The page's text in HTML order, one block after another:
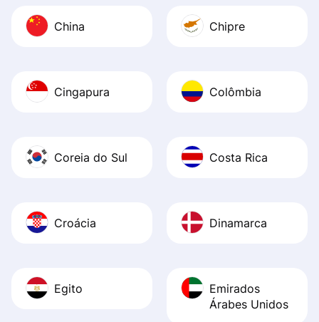
China Chipre
Cingapura Colômbia
Coreia do Sul Costa Rica
Croácia Dinamarca
Egito
Emirados
Árabes Unidos